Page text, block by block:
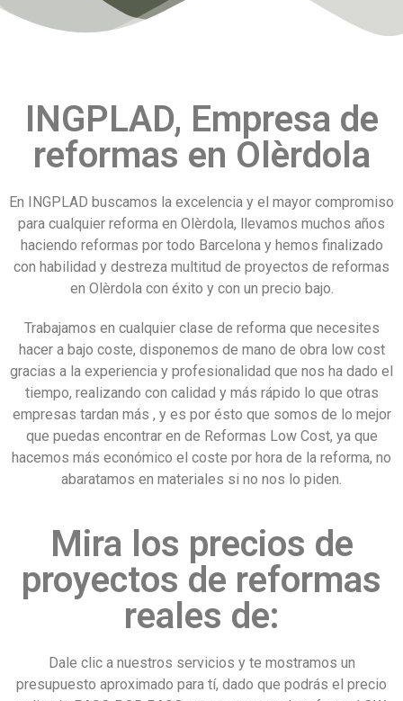
INGPLAD, Empresa de
reformas en Olèrdola
En INGPLAD buscamos la excelencia y el mayor compromiso
para cualquier reforma en Olèrdola, llevamos muchos años
haciendo reformas por todo Barcelona y hemos finalizado
con habilidad y destreza multitud de proyectos de reformas
en Olèrdola con éxito y con un precio bajo.
Trabajamos en cualquier clase de reforma que necesites
hacer a bajo coste, disponemos de mano de obra low cost
gracias a la experiencia y profesionalidad que nos ha dado el
tiempo, realizando con calidad y más rápido lo que otras
empresas tardan más , y es por ésto que somos de lo mejor
que puedas encontrar en de Reformas Low Cost, ya que
hacemos más económico el coste por hora de la reforma, no
abaratamos en materiales si no nos lo piden.
Mira los precios de
proyectos de reformas
reales de:
Dale clic a nuestros servicios y te mostramos un
presupuesto aproximado para tí, dado que podrás el precio